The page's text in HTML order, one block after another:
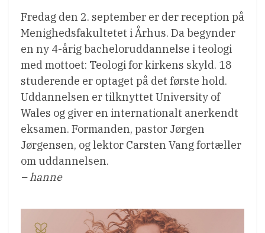
Fredag den 2. september er der reception på
Menighedsfakultetet i Århus. Da begynder
en ny 4-årig bacheloruddannelse i teologi
med mottoet: Teologi for kirkens skyld. 18
studerende er optaget på det første hold.
Uddannelsen er tilknyttet University of
Wales og giver en internationalt anerkendt
eksamen. Formanden, pastor Jørgen
Jørgensen, og lektor Carsten Vang fortæller
om uddannelsen.
– hanne